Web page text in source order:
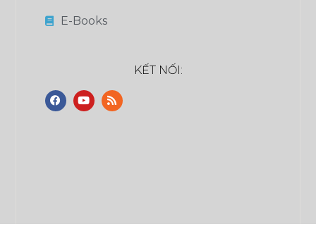
E-Books
KẾT NỐI: